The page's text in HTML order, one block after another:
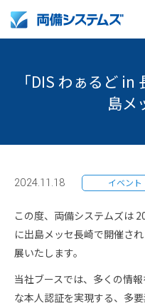
企業情報トップ
両備グループ CSOメッセージ
COOメッセージ
パーパス体系
採用情報トップ
新卒採用
キャリア採用
English
company profile
Medical AI product
「DIS わぁるど
島メ
2024.11.18 イベント
この度、両備システムズは
に出島メッセ長崎で開催さ
展いたします。
当社ブースでは、多くの情
な本人認証を実現する、多